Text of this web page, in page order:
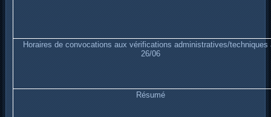
Horaires de convocations aux vérifications administratives/techniques
26/06
Résumé